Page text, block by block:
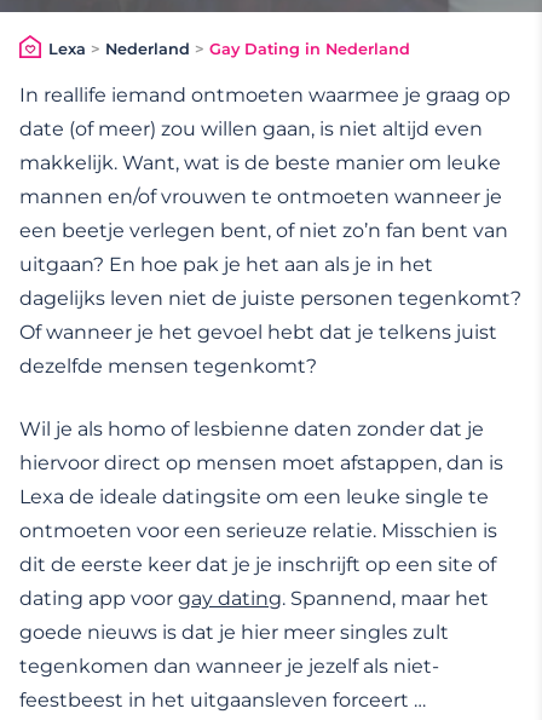
Lexa > Nederland > Gay Dating in Nederland
In reallife iemand ontmoeten waarmee je graag op
date (of meer) zou willen gaan, is niet altijd even
makkelijk. Want, wat is de beste manier om leuke
mannen en/of vrouwen te ontmoeten wanneer je
een beetje verlegen bent, of niet zo’n fan bent van
uitgaan? En hoe pak je het aan als je in het
dagelijks leven niet de juiste personen tegenkomt?
Of wanneer je het gevoel hebt dat je telkens juist
dezelfde mensen tegenkomt?
Wil je als homo of lesbienne daten zonder dat je
hiervoor direct op mensen moet afstappen, dan is
Lexa de ideale datingsite om een leuke single te
ontmoeten voor een serieuze relatie. Misschien is
dit de eerste keer dat je je inschrijft op een site of
dating app voor gay dating. Spannend, maar het
goede nieuws is dat je hier meer singles zult
tegenkomen dan wanneer je jezelf als niet-
feestbeest in het uitgaansleven forceert …